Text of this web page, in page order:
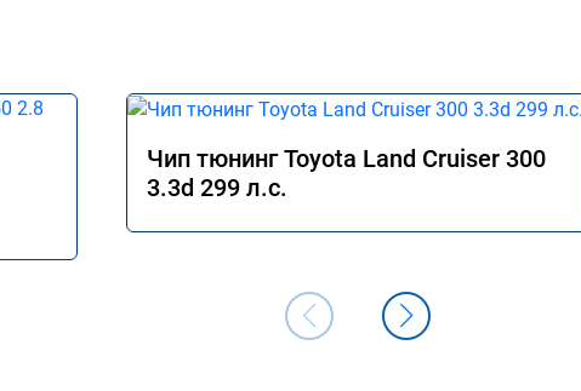
Чип тюнинг Toyota Land Cruiser 300
3.3d 299 л.с.